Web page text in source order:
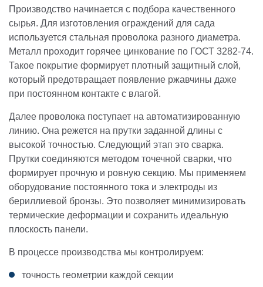
Производство начинается с подбора качественного
сырья. Для изготовления ограждений для сада
используется стальная проволока разного диаметра.
Металл проходит горячее цинкование по ГОСТ 3282-74.
Такое покрытие формирует плотный защитный слой,
который предотвращает появление ржавчины даже
при постоянном контакте с влагой.
Далее проволока поступает на автоматизированную
линию. Она режется на прутки заданной длины с
высокой точностью. Следующий этап это сварка.
Прутки соединяются методом точечной сварки, что
формирует прочную и ровную секцию. Мы применяем
оборудование постоянного тока и электроды из
бериллиевой бронзы. Это позволяет минимизировать
термические деформации и сохранить идеальную
плоскость панели.
В процессе производства мы контролируем:
точность геометрии каждой секции